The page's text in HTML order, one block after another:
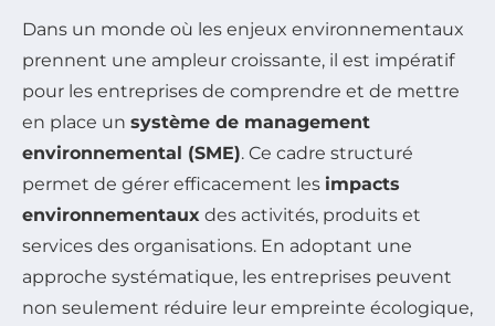
Dans un monde où les enjeux environnementaux
prennent une ampleur croissante, il est impératif
pour les entreprises de comprendre et de mettre
en place un système de management
environnemental (SME). Ce cadre structuré
permet de gérer efficacement les impacts
environnementaux des activités, produits et
services des organisations. En adoptant une
approche systématique, les entreprises peuvent
non seulement réduire leur empreinte écologique,